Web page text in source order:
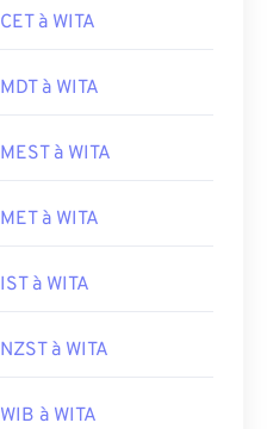
CET à WITA
MDT à WITA
MEST à WITA
MET à WITA
IST à WITA
NZST à WITA
WIB à WITA